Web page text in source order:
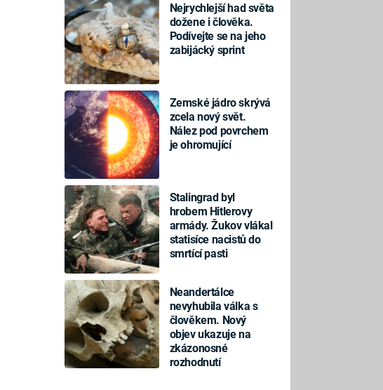
Nejrychlejší had světa
dožene i člověka.
Podívejte se na jeho
zabijácký sprint
Zemské jádro skrývá
zcela nový svět.
Nález pod povrchem
je ohromující
Stalingrad byl
hrobem Hitlerovy
armády. Žukov vlákal
statisíce nacistů do
smrtící pasti
Neandertálce
nevyhubila válka s
člověkem. Nový
objev ukazuje na
zkázonosné
rozhodnutí